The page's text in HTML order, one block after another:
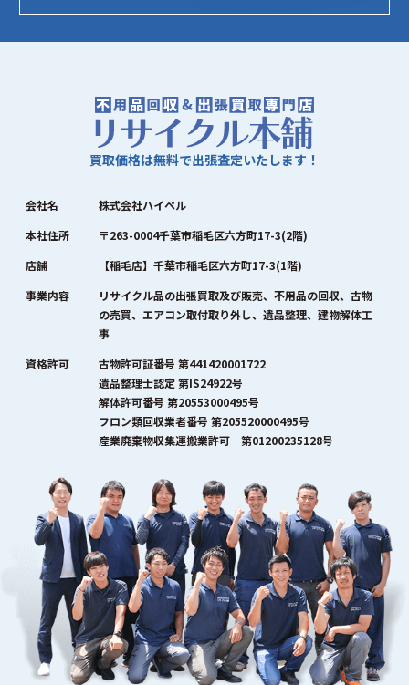
買取価格は無料で出張査定いたします！
会社名
株式会社ハイペル
本社住所
〒263-0004千葉市稲毛区六方町17-3(2階)
店舗
【稲毛店】千葉市稲毛区六方町17-3(1階)
事業内容
リサイクル品の出張買取及び販売、不用品の回収、古物
の売買、エアコン取付取り外し、遺品整理、建物解体工
事
資格許可
古物許可証番号 第441420001722
遺品整理士認定 第IS24922号
解体許可番号 第20553000495号
フロン類回収業者番号 第205520000495号
産業廃棄物収集運搬業許可 第01200235128号